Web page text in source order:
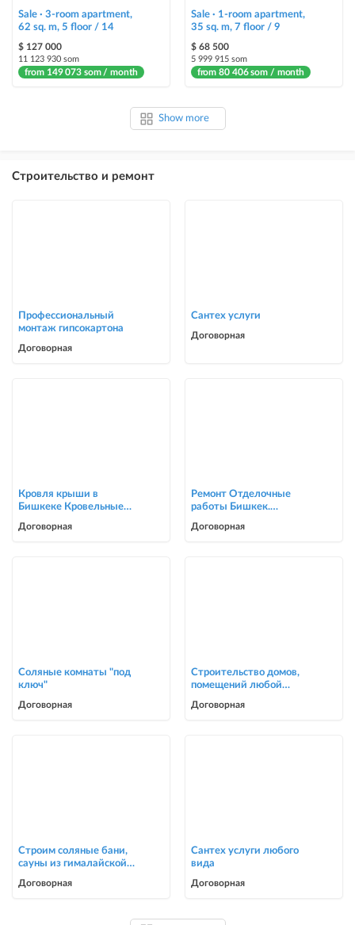
Sale · 3-room apartment,
62 sq. m, 5 floor / 14
$ 127 000
11 123 930 som
from 149 073 som / month
Sale · 1-room apartment,
35 sq. m, 7 floor / 9
$ 68 500
5 999 915 som
from 80 406 som / month
Show more
Строительство и ремонт
Профессиональный
монтаж гипсокартона
Договорная
Сантех услуги
Договорная
Кровля крыши в
Бишкеке Кровельные
Договорная
Ремонт Отделочные
работы Бишкек.
0705446944
Договорная
Соляные комнаты "под
ключ"
Договорная
Строительство домов,
помещений любой
Договорная
Строим соляные бани,
сауны из гималайской
Договорная
Сантех услуги любого
вида
Договорная